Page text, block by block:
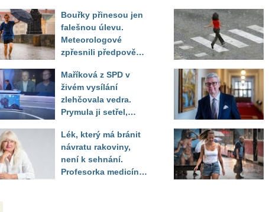
Bouřky přinesou jen
falešnou úlevu.
Meteorologové
zpřesnili předpověď
horkého počasí
Maříková z SPD v
živém vysílání
zlehčovala vedra.
Prymula ji setřel,
číslo
Lék, který má bránit
návratu rakoviny,
není k sehnání.
Profesorka medicíny